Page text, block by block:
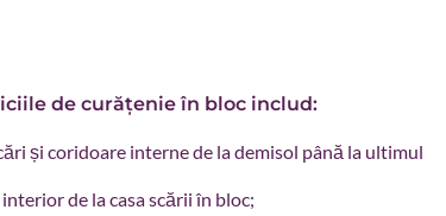
de curățenie în bloc includ:
și coridoare interne de la demisol până la ultimul
de la casa scării în bloc;